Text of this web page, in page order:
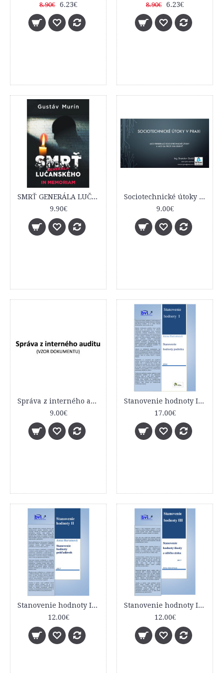
8.90€ 6.23€ 8.90€ 6.23€
SMRŤ GENERÁLA LUČANSKÉHO - IN MEMORIAM
9.90€
Sociotechnické útoky v praxi
9.00€
Správa z interného auditu
9.00€
Stanovenie hodnoty I - Stanovenie hodnoty podniku
17.00€
Stanovenie hodnoty II - Stanovenie hodnoty pohľadávok
12.00€
Stanovenie hodnoty III - Stanovenie hodnoty škody a ušlého zisku
12.00€